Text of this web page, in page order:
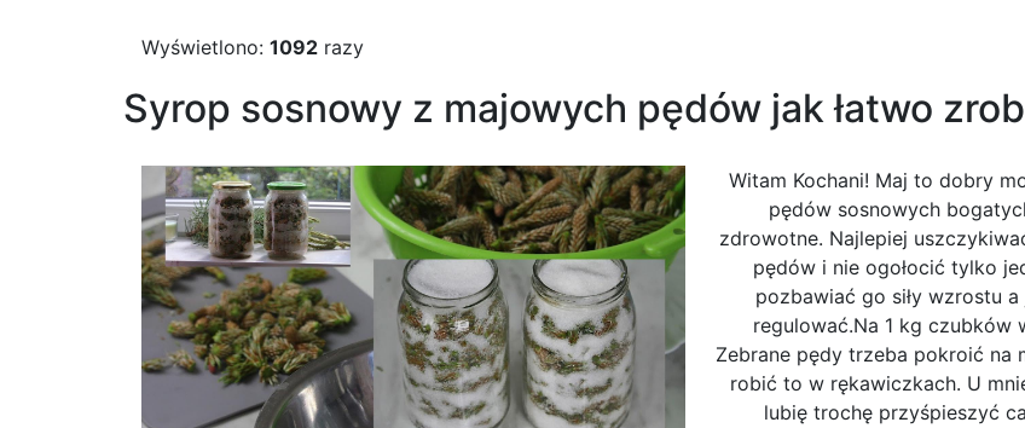
Wyświetlono: 1092 razy
Syrop sosnowy z majowych pędów jak łatwo
Witam Kochani! Maj to dobry
pędów sosnowych
zdrowotne. Najlepiej
pędów i nie ogołocić tylko
pozbawiać go siły wzrostu
regulować.Na 1 kg czubków
Zebrane pędy trzeba pokroić na
robić to w rękawiczkach. U
lubię trochę przyśpieszyć